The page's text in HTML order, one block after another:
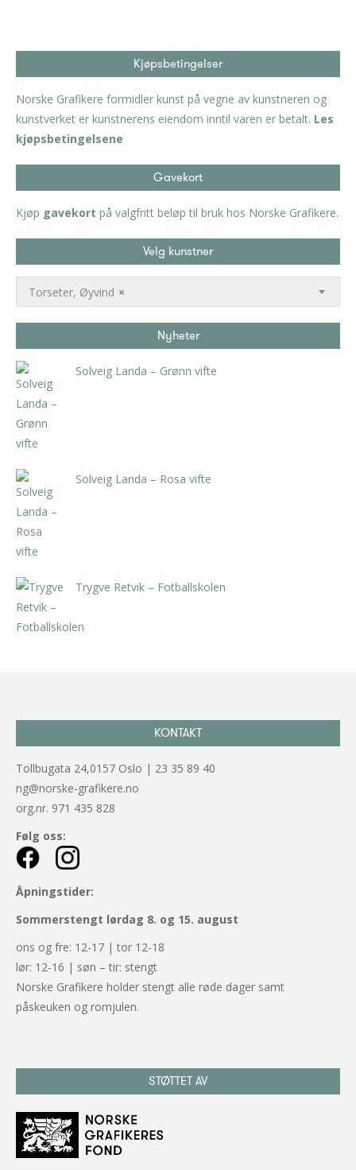
Kjøpsbetingelser
Norske Grafikere formidler kunst på vegne av kunstneren og
kunstverket er kunstnerens eiendom inntil varen er betalt. Les
kjøpsbetingelsene
Gavekort
Kjøp gavekort på valgfritt beløp til bruk hos Norske Grafikere.
Velg kunstner
×
Torseter, Øyvind
Nyheter
Solveig Landa – Grønn vifte
Solveig Landa – Rosa vifte
Trygve Retvik – Fotballskolen
KONTAKT
Tollbugata 24,0157 Oslo | 23 35 89 40
ng@norske-grafikere.no
org.nr. 971 435 828
Følg oss:
Åpningstider:
Sommerstengt lørdag 8. og 15. august
ons og fre: 12-17 | tor 12-18
lør: 12-16 | søn – tir: stengt
Norske Grafikere holder stengt alle røde dager samt
påskeuken og romjulen.
STØTTET AV